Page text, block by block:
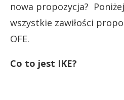
nowa propozycja?
wszystkie zawiłości
OFE.
Co to jest IKE?